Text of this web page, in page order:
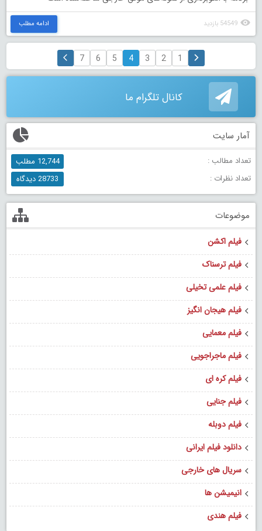
54549 بازدید ادامه مطلب
1
2
3
4
5
6
7
کانال تلگرام ما
آمار سایت
تعداد مطالب :
12,744 مطلب
تعداد نظرات :
28733 دیدگاه
موضوعات
فیلم اکشن
فیلم ترسناک
فیلم علمی تخیلی
فیلم هیجان انگیز
فیلم معمایی
فیلم ماجراجویی
فیلم کره ای
فیلم جنایی
فیلم دوبله
دانلود فیلم ایرانی
سریال های خارجی
انیمیشن ها
فیلم هندی